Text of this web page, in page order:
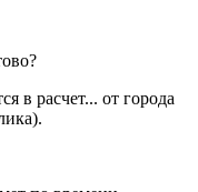
в расчет... от города